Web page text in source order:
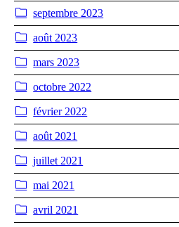
septembre 2023
août 2023
mars 2023
octobre 2022
février 2022
août 2021
juillet 2021
mai 2021
avril 2021